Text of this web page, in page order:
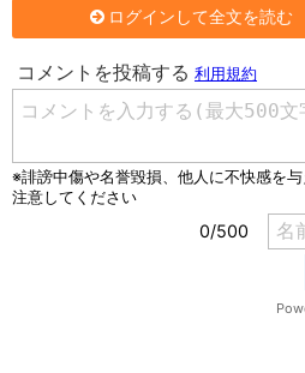
ログインして全文を読む